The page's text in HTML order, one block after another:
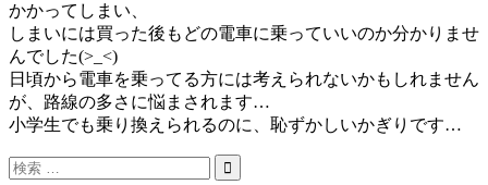
かかってしまい、
しまいには買った後もどの電車に乗っていいのか分かりませ
んでした(>_<)
日頃から電車を乗ってる方には考えられないかもしれません
が、路線の多さに悩まされます…
小学生でも乗り換えられるのに、恥ずかしいかぎりです…